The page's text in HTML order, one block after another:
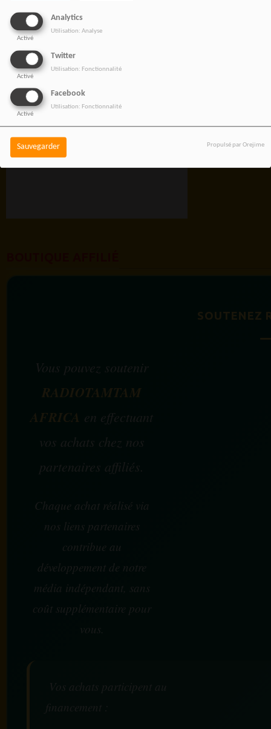
Analytics
Activé
Utilisation: Analyse
Twitter
Activé
Utilisation: Fonctionnalité
Facebook
Activé
Utilisation: Fonctionnalité
Sauvegarder Propulsé par Orejime
RADIOTAMTAM
AFRICA — LA PAROLE
SOUTENEZ
Vous pouvez soutenir
RADIOTAMTAM
AFRICA en effectuant
vos achats chez nos
partenaires affiliés.
Chaque achat réalisé via
nos liens partenaires
contribue au
développement de notre
média indépendant, sans
coût supplémentaire pour
vous.